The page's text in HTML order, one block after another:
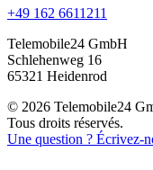
+49 162 6611211
Telemobile24 GmbH
Schlehenweg 16
65321 Heidenrod
© 2026 Telemobile24
Tous droits réservés.
Une question ? Écrivez-